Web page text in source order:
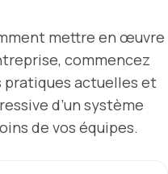
mettre en œuvre
commencez
pratiques actuelles et
d’un système
de vos équipes.